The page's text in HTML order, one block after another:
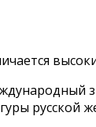
русской